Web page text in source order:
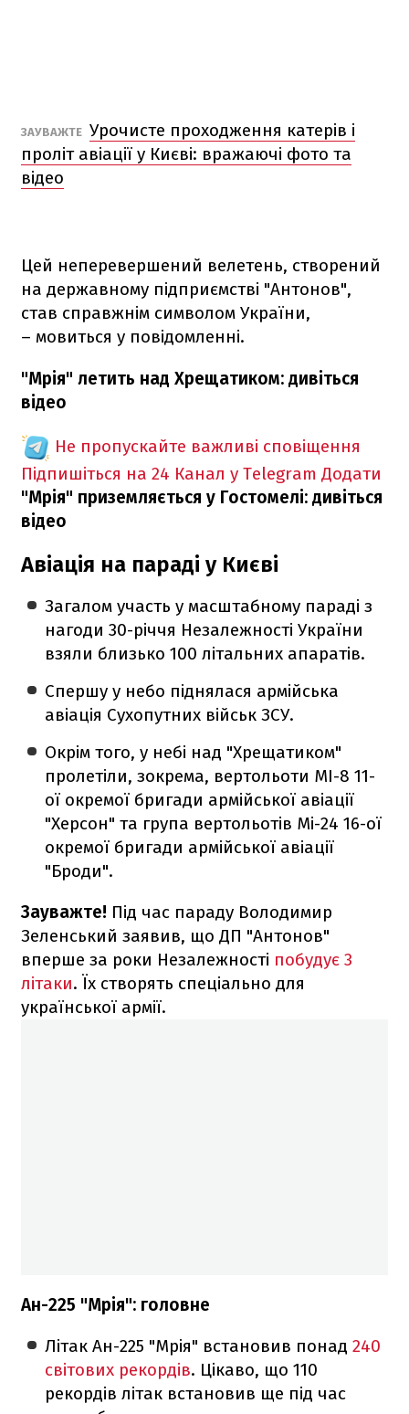
ЗАУВАЖТЕ Урочисте проходження катерів і
проліт авіації у Києві: вражаючі фото та
відео
Цей неперевершений велетень, створений
на державному підприємстві "Антонов",
став справжнім символом України,
– мовиться у повідомленні.
"Мрія" летить над Хрещатиком: дивіться
відео
Не пропускайте важливі сповіщення
Підпишіться на 24 Канал у Telegram Додати
"Мрія" приземляється у Гостомелі: дивіться
відео
Авіація на параді у Києві
Загалом участь у масштабному параді з
нагоди 30-річчя Незалежності України
взяли близько 100 літальних апаратів.
Спершу у небо піднялася армійська
авіація Сухопутних військ ЗСУ.
Окрім того, у небі над "Хрещатиком"
пролетіли, зокрема, вертольоти MI-8 11-
ої окремої бригади армійської авіації
"Херсон" та група вертольотів Мі-24 16-ої
окремої бригади армійської авіації
"Броди".
Зауважте! Під час параду Володимир
Зеленський заявив, що ДП "Антонов"
вперше за роки Незалежності побудує 3
літаки. Їх створять спеціально для
української армії.
Ан-225 "Мрія": головне
Літак Ан-225 "Мрія" встановив понад240
світових рекордів. Цікаво, що 110
рекордів літак встановив ще під час